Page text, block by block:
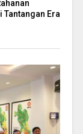
Tantangan Era